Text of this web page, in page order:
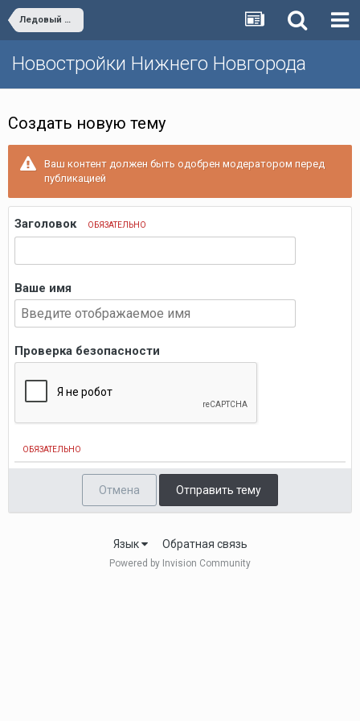
Ледовый Дворец на Комсомольской
Новостройки Нижнего Новгорода
Создать новую тему
Ваш контент должен быть одобрен модератором перед
публикацией
Заголовок ОБЯЗАТЕЛЬНО
Ваше имя
Проверка безопасности
ОБЯЗАТЕЛЬНО
Отмена Отправить тему
Язык Обратная связь
Powered by Invision Community